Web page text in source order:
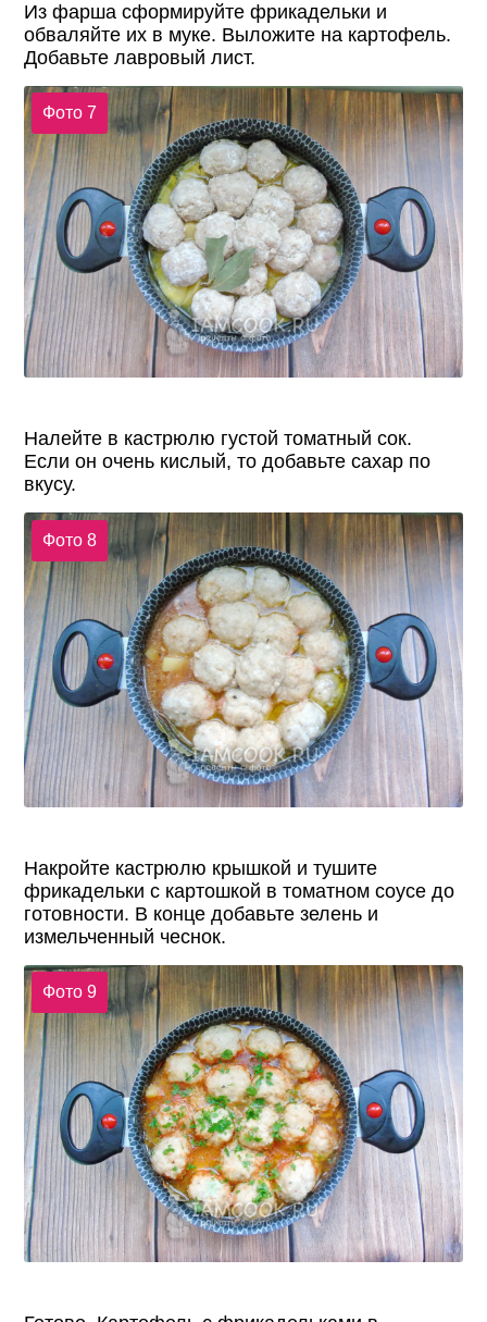
Из фарша сформируйте фрикадельки и
обваляйте их в муке. Выложите на картофель.
Добавьте лавровый лист.
Фото 7
Налейте в кастрюлю густой томатный сок.
Если он очень кислый, то добавьте сахар по
вкусу.
Фото 8
Накройте кастрюлю крышкой и тушите
фрикадельки с картошкой в томатном соусе до
готовности. В конце добавьте зелень и
измельченный чеснок.
Фото 9